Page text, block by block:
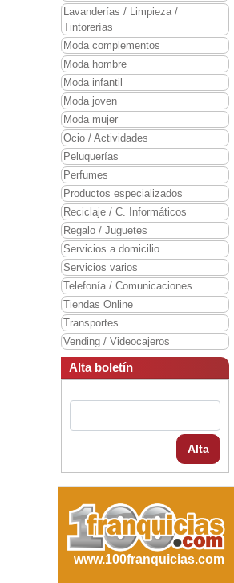
Lavanderías / Limpieza /
Tintorerías
Moda complementos
Moda hombre
Moda infantil
Moda joven
Moda mujer
Ocio / Actividades
Peluquerías
Perfumes
Productos especializados
Reciclaje / C. Informáticos
Regalo / Juguetes
Servicios a domicilio
Servicios varios
Telefonía / Comunicaciones
Tiendas Online
Transportes
Vending / Videocajeros
Alta boletín
Alta
www.100franquicias.com